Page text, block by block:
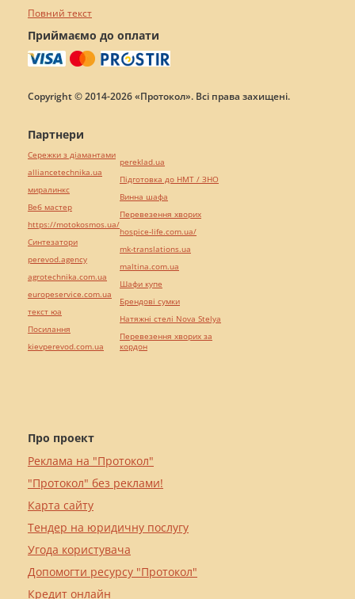
Повний текст
Приймаємо до оплати
Copyright © 2014-2026 «Протокол». Всі права захищені.
Про проект
Реклама на "Протокол"
"Протокол" без реклами!
Карта сайту
Тендер на юридичну послугу
Угода користувача
Допомогти ресурсу "Протокол"
Кредит онлайн
Партнери
Сережки з діамантами
alliancetechnika.ua
миралинкс
Веб мастер
https://motokosmos.ua/
Синтезатори
perevod.agency
agrotechnika.com.ua
europeservice.com.ua
текст юа
Посилання
kievperevod.com.ua
pereklad.ua
Підготовка до НМТ / ЗНО
Винна шафа
Перевезення хворих
hospice-life.com.ua/
mk-translations.ua
maltina.com.ua
Шафи купе
Брендові сумки
Натяжні стелі Nova Stelya
Перевезення хворих за
кордон